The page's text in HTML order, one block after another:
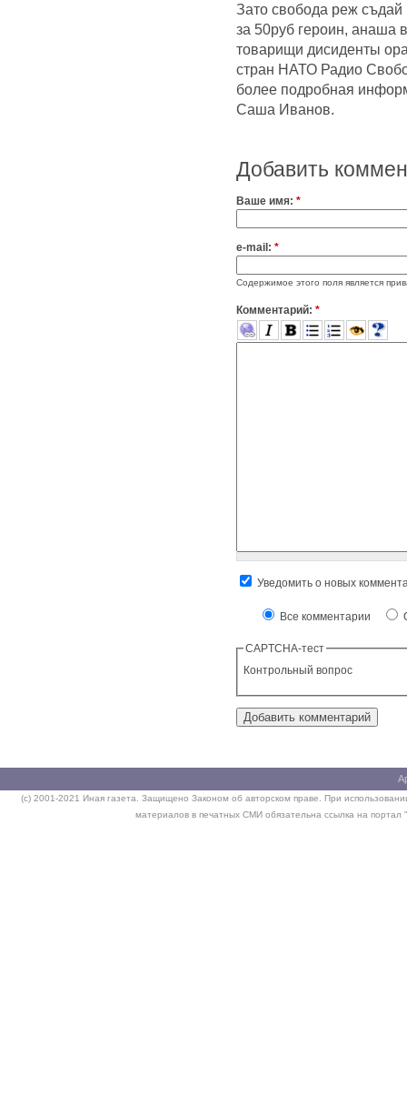
Зато свобода реж съдай
за 50руб героин, анаша
товарищи дисиденты
стран НАТО Радио
более подробная
Саша Иванов.
Добавить
Ваше имя: *
e-mail: *
Содержимое этого поля является
Комментарий: *
Уведомить о новых
Все комментарии
CAPTCHA-тест
Контрольный вопрос
(c) 2001-2021 Иная газета. Защищено Законом об авторском праве. При
материалов в печатных СМИ обязательна ссылка на